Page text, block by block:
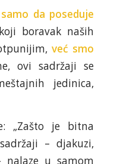
da poseduje
boravak naših
već smo
ovi sadržaji se
jedinica,
„Zašto je bitna
– djakuzi,
u samom